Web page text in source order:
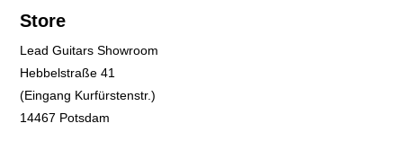
Store
Lead Guitars Showroom
Hebbelstraße 41
(Eingang Kurfürstenstr.)
14467 Potsdam